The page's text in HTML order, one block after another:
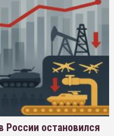
России остановился